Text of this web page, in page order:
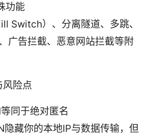
功能
Switch）、分离隧道、多跳、
广告拦截、恶意网站拦截等附
风险点
同于绝对匿名
隐藏你的本地IP与数据传输，但